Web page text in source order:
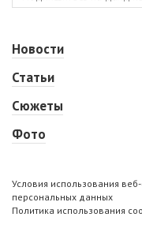
Новости
Статьи
Сюжеты
Фото
Условия использования
персональных данных
Политика использования